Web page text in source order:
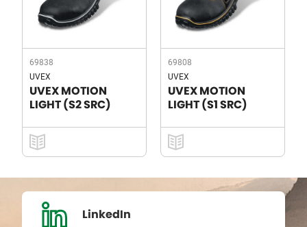
69838
UVEX
UVEX MOTION
LIGHT (S2 SRC)
69808
UVEX
UVEX MOTION
LIGHT (S1 SRC)
LinkedIn